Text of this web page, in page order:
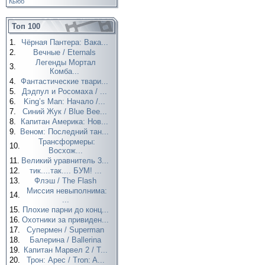
Топ 100
1.
Чёрная Пантера: Вака...
2.
Вечные / Eternals
3.
Легенды Мортал
Комба...
4. Фантастические твари...
5.
Дэдпул и Росомаха / ...
6.
King’s Man: Начало /...
7.
Синий Жук / Blue Bee...
8.
Капитан Америка: Нов...
9.
Веном: Последний тан...
10.
Трансформеры:
Восхож...
11. Великий уравнитель 3...
12.
тик....так.... БУМ! ...
13.
Флэш / The Flash
14.
Миссия невыполнима:
...
15. Плохие парни до конц...
16. Охотники за привиден...
17.
Супермен / Superman
18.
Балерина / Ballerina
19. Капитан Марвел 2 / T...
20.
Трон: Арес / Tron: A...